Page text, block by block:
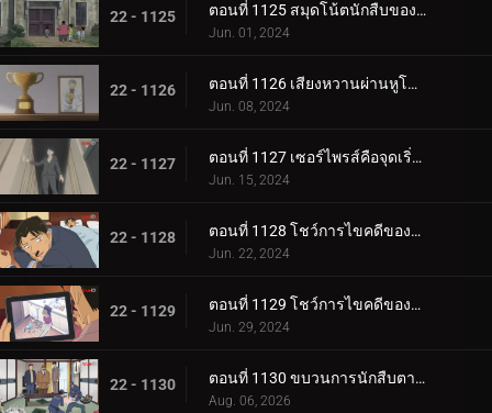
22 - 1125 ตอนที่ 1125 สมุดโน้ตนักสืบของสึบุรายะ มิตสึฮิโกะ
Jun. 01, 2024
22 - 1126 ตอนที่ 1126 เสียงหวานผ่านหูโทรศัพท์
Jun. 08, 2024
22 - 1127 ตอนที่ 1127 เซอร์ไพรส์คือจุดเริ่มต้นของโศกนาฏกรรม
Jun. 15, 2024
22 - 1128 ตอนที่ 1128 โชว์การไขคดีของคุโด้ ยูซากุ (ภาคแรก)
Jun. 22, 2024
22 - 1129 ตอนที่ 1129 โชว์การไขคดีของคุโด้ ยูซากุ (ภาคจบ)
Jun. 29, 2024
22 - 1130 ตอนที่ 1130 ขบวนการนักสืบตามล่าโจรวิ่งราว
Aug. 06, 2026